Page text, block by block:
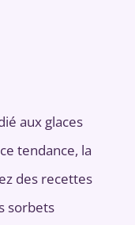
aux glaces
tendance, la
des recettes
sorbets